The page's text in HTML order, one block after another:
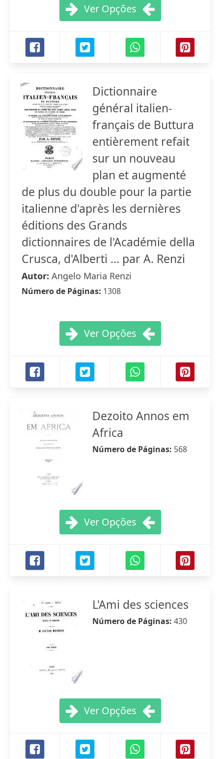
Ver Opções
Dictionnaire
général italien-
français de Buttura
entièrement refait
sur un nouveau
plan et augmenté
de plus du double pour la partie
italienne d'après les dernières
éditions des Grands
dictionnaires de l'Académie della
Crusca, d'Alberti ... par A. Renzi
Autor: Angelo Maria Renzi
Número de Páginas: 1308
Ver Opções
Dezoito Annos em
Africa
Número de Páginas: 568
Ver Opções
L'Ami des sciences
Número de Páginas: 430
Ver Opções